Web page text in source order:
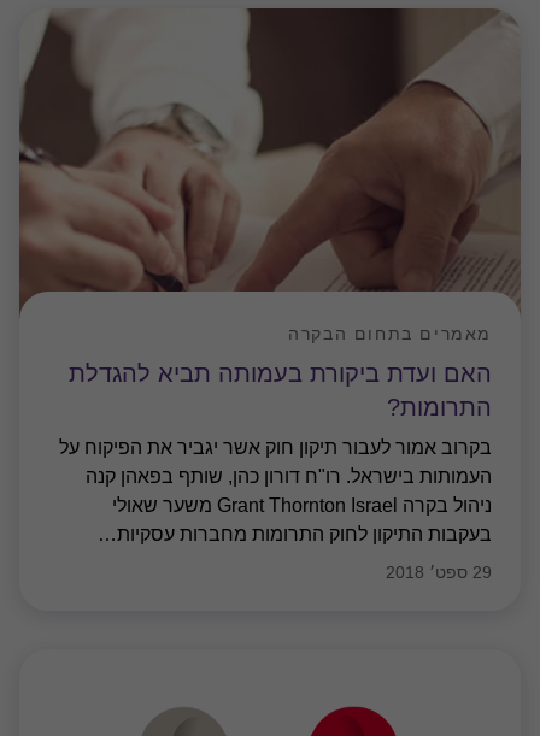
האם ועדת ביקורת בעמותה תביא להגדלת
התרומות?
מאמרים בתחום הבקרה
בקרוב אמור לעבור תיקון חוק אשר יגביר את הפיקוח על
העמותות בישראל. רו"ח דורון כהן, שותף בפאהן קנה
ניהול בקרה Grant Thornton Israel משער שאולי
בעקבות התיקון לחוק התרומות מחברות עסקיות…
29 ספט׳ 2018